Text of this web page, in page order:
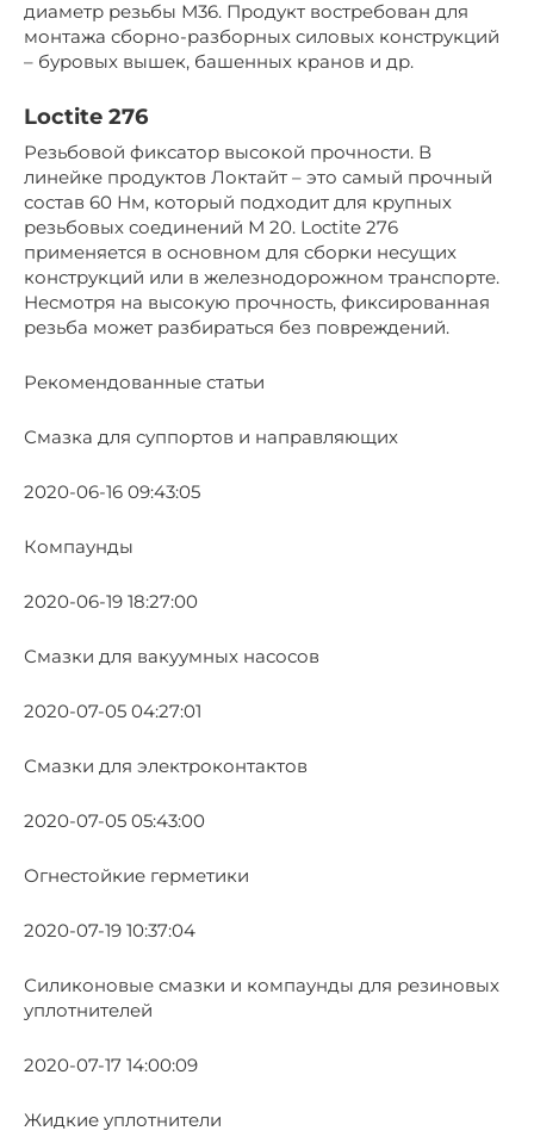
диаметр резьбы М36. Продукт востребован для
монтажа сборно-разборных силовых конструкций
– буровых вышек, башенных кранов и др.
Loctite 276
Резьбовой фиксатор высокой прочности. В
линейке продуктов Локтайт – это самый прочный
состав 60 Нм, который подходит для крупных
резьбовых соединений М 20. Loctite 276
применяется в основном для сборки несущих
конструкций или в железнодорожном транспорте.
Несмотря на высокую прочность, фиксированная
резьба может разбираться без повреждений.
Рекомендованные статьи
Смазка для суппортов и направляющих
2020-06-16 09:43:05
Компаунды
2020-06-19 18:27:00
Смазки для вакуумных насосов
2020-07-05 04:27:01
Смазки для электроконтактов
2020-07-05 05:43:00
Огнестойкие герметики
2020-07-19 10:37:04
Силиконовые смазки и компаунды для резиновых
уплотнителей
2020-07-17 14:00:09
Жидкие уплотнители